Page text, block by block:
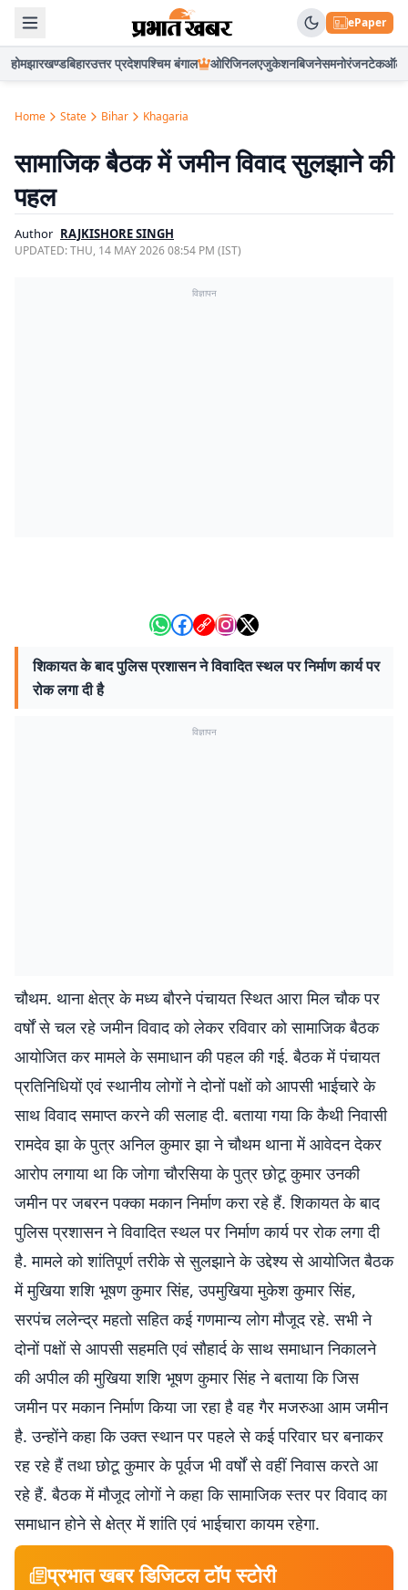
ePaper
होमझारखण्डबिहारउत्तर प्रदेशपश्चिम बंगाल ओरिजिनलएजुकेशनबिजनेसमनोरंजनटेकऑटो
Home State Bihar Khagaria
सामाजिक बैठक में जमीन विवाद सुलझाने की
पहल
Author RAJKISHORE SINGH
UPDATED:THU, 14 MAY 2026 08:54 PM (IST)
विज्ञापन
शिकायत के बाद पुलिस प्रशासन ने विवादित स्थल पर निर्माण कार्य पर
रोक लगा दी है
विज्ञापन
चौथम. थाना क्षेत्र के मध्य बौरने पंचायत स्थित आरा मिल चौक पर
वर्षों से चल रहे जमीन विवाद को लेकर रविवार को सामाजिक बैठक
आयोजित कर मामले के समाधान की पहल की गई. बैठक में पंचायत
प्रतिनिधियों एवं स्थानीय लोगों ने दोनों पक्षों को आपसी भाईचारे के
साथ विवाद समाप्त करने की सलाह दी. बताया गया कि कैथी निवासी
रामदेव झा के पुत्र अनिल कुमार झा ने चौथम थाना में आवेदन देकर
आरोप लगाया था कि जोगा चौरसिया के पुत्र छोटू कुमार उनकी
जमीन पर जबरन पक्का मकान निर्माण करा रहे हैं. शिकायत के बाद
पुलिस प्रशासन ने विवादित स्थल पर निर्माण कार्य पर रोक लगा दी
है. मामले को शांतिपूर्ण तरीके से सुलझाने के उद्देश्य से आयोजित बैठक
में मुखिया शशि भूषण कुमार सिंह, उपमुखिया मुकेश कुमार सिंह,
सरपंच ललेन्द्र महतो सहित कई गणमान्य लोग मौजूद रहे. सभी ने
दोनों पक्षों से आपसी सहमति एवं सौहार्द के साथ समाधान निकालने
की अपील की मुखिया शशि भूषण कुमार सिंह ने बताया कि जिस
जमीन पर मकान निर्माण किया जा रहा है वह गैर मजरुआ आम जमीन
है. उन्होंने कहा कि उक्त स्थान पर पहले से कई परिवार घर बनाकर
रह रहे हैं तथा छोटू कुमार के पूर्वज भी वर्षों से वहीं निवास करते आ
रहे हैं. बैठक में मौजूद लोगों ने कहा कि सामाजिक स्तर पर विवाद का
समाधान होने से क्षेत्र में शांति एवं भाईचारा कायम रहेगा.
प्रभात खबर डिजिटल टॉप स्टोरी